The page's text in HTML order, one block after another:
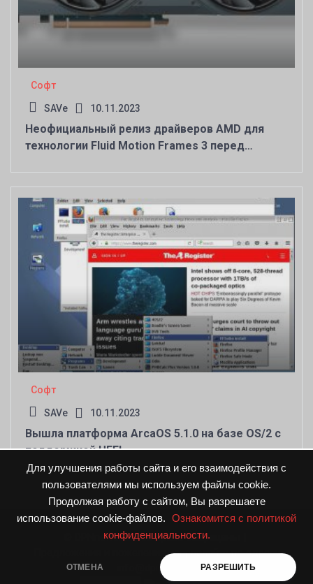
Для улучшения работы сайта и его взаимодействия с
пользователями мы используем файлы cookie.
Продолжая работу с сайтом, Вы разрешаете
использование cookie-файлов.
Ознакомится с политикой
конфиденциальности.
ОТМЕНА РАЗРЕШИТЬ
Софт
SAVe 10.11.2023
Неофициальный релиз драйверов AMD для
технологии Fluid Motion Frames 3 перед
Софт
SAVe 10.11.2023
Вышла платформа ArcaOS 5.1.0 на базе OS/2 с
поддержкой UEFI
© DPNnews.ru. Все права защищены
Предложения и пожелания направляйте по адресу
info@dpnnews.ru